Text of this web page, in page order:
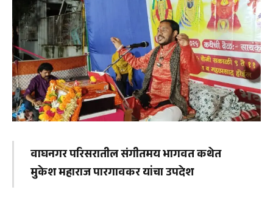
वाघनगर परिसरातील संगीतमय भागवत कथेत
मुकेश महाराज पारगावकर यांचा उपदेश